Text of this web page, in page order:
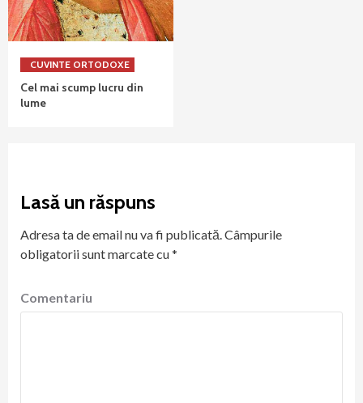
CUVINTE ORTODOXE
Cel mai scump lucru din
lume
Lasă un răspuns
Adresa ta de email nu va fi publicată.Câmpurile
obligatorii sunt marcate cu*
Comentariu